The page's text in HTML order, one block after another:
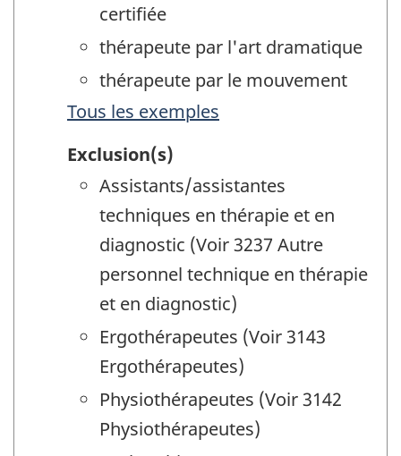
certifiée
thérapeute par l'art dramatique
thérapeute par le mouvement
Tous les exemples
Exclusion(s)
Assistants/assistantes
techniques en thérapie et en
diagnostic (Voir 3237 Autre
personnel technique en thérapie
et en diagnostic)
Ergothérapeutes (Voir 3143
Ergothérapeutes)
Physiothérapeutes (Voir 3142
Physiothérapeutes)